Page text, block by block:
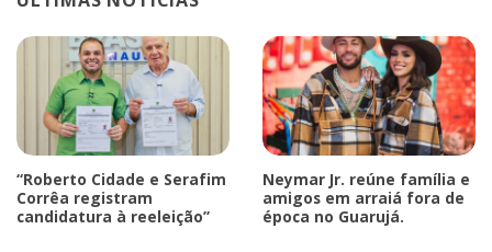
“Roberto Cidade e Serafim
Corrêa registram
candidatura à reeleição”
Neymar Jr. reúne família e
amigos em arraiá fora de
época no Guarujá.